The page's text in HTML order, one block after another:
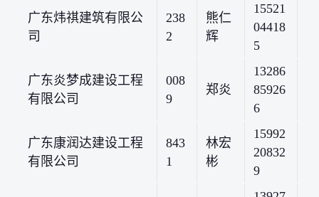
广东炜祺建筑有限公
司
238
2
熊仁
辉
15521
04418
5
广东炎梦成建设工程
有限公司
008
9
郑炎
13286
85926
6
广东康润达建设工程
有限公司
843
1
林宏
彬
15992
20832
9